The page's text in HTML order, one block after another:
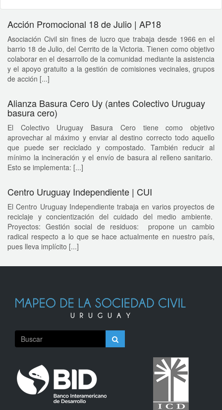
Acción Promocional 18 de Julio | AP18
Asociación Civil sin fines de lucro que trabaja desde 1966 en el
barrio 18 de Julio, del Cerrito de la Victoria. Tienen como objetivo
colaborar en el desarrollo de la comunidad mediante la asistencia
y el apoyo gratuito a la gestión de comisiones vecinales, grupos
de acción [...]
Alianza Basura Cero Uy (antes Colectivo Uruguay
basura cero)
El Colectivo Uruguay Basura Cero tiene como objetivo
aprovechar al máximo y enviar al destino correcto todo aquello
que puede ser reciclado y compostado. También reducir al
mínimo la incineración y el envío de basura al relleno sanitario.
Esto se implementa: [...]
Centro Uruguay Independiente | CUI
El Centro Uruguay Independiente trabaja en varios proyectos de
reciclaje y concientización del cuidado del medio ambiente.
Proyectos: Gestión social de residuos: propone un cambio
radical respecto a lo que se hace actualmente en nuestro país,
pues lleva implícito [...]